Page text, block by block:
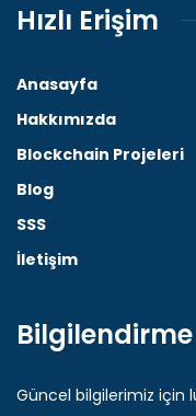
Hızlı Erişim
Anasayfa
Hakkımızda
Blockchain Projeleri
Blog
SSS
İletişim
Bilgilendirme
Güncel bilgilerimiz için